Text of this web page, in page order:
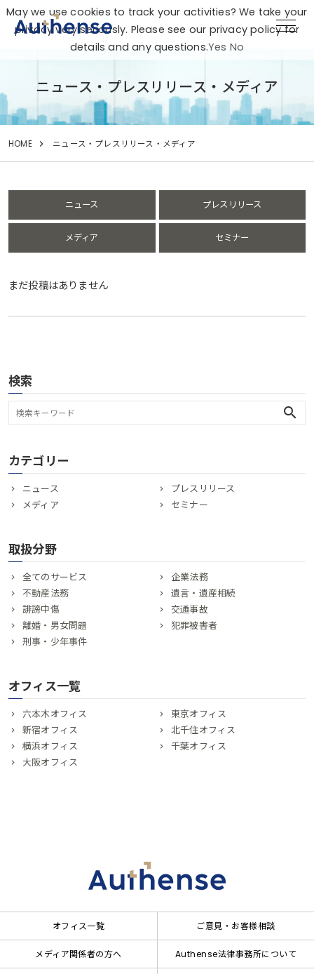
ニュース・プレスリリース・メディア
HOME ニュース・プレスリリース・メディア
ニュース プレスリリース
メディア セミナー
まだ投稿はありません
検索
search
カテゴリー
ニュース
プレスリリース
メディア
セミナー
取扱分野
全てのサービス
企業法務
不動産法務
遺言・遺産相続
誹謗中傷
交通事故
離婚・男女問題
犯罪被害者
刑事・少年事件
オフィス一覧
六本木オフィス
東京オフィス
新宿オフィス
北千住オフィス
横浜オフィス
千葉オフィス
大阪オフィス
オフィス一覧 ご意見・お客様相談
メディア関係者の方へ Authense法律事務所について
May we use cookies to track your activities? We take your
privacy very seriously. Please see our privacy policy for
details and any questions.Yes No